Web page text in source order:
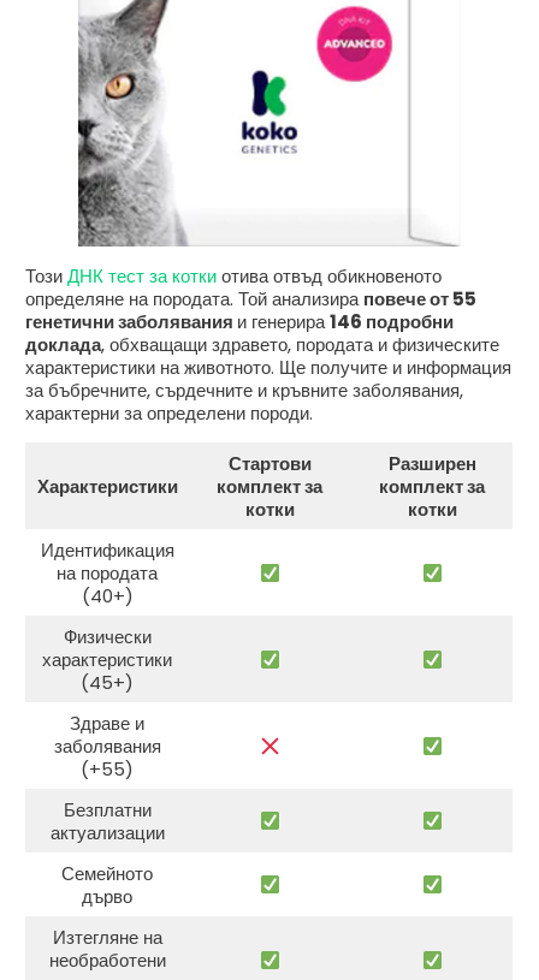
ТозиДНК тест за коткиотива отвъд обикновеното
определяне на породата. Той анализираповече от 55
генетични заболявания и генерира146 подробни
доклада, обхващащи здравето, породата и физическите
характеристики на животното. Ще получите и информация
за бъбречните, сърдечните и кръвните заболявания,
характерни за определени породи.
Характеристики
Стартови
комплект за
котки
Разширен
комплект за
котки
Идентификация
на породата
(40+)
Физически
характеристики
(45+)
Здраве и
заболявания
(+55)
Безплатни
актуализации
Семейното
дърво
Изтегляне на
необработени